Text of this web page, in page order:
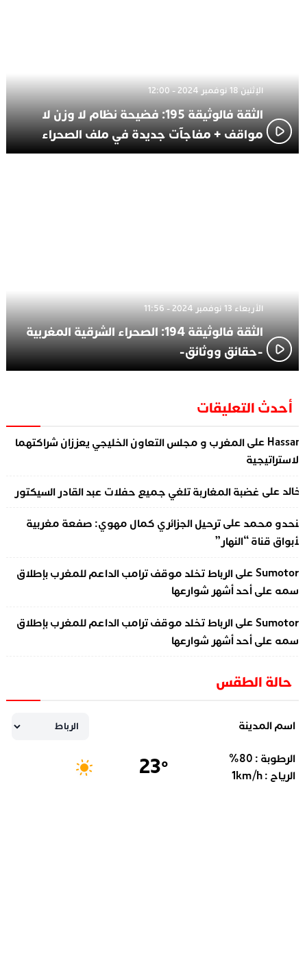
الإثنين 18 نوفمبر 2024 - 12:00
الثقة فالوثيقة 195: فضيحة نظام لا وزن لا
مواقف + مفاجآت جديدة في ملف الصحراء
الأربعاء 13 نوفمبر 2024 - 11:56
الثقة فالوثيقة 194: الصحراء الشرقية المغربية
-حقائق ووثائق-
أحدث التعليقات
علىالمغرب و مجلس التعاون الخليجي يعززان شراكتهما
علىغضبة المغاربة تلغي جميع حفلات عبد القادر السيكتور
محمدعلىترحيل الجزائري كمال مهوي: صفعة مغربية
قناة “النهار”
علىالرباط تخلد موقف ترامب الداعم للمغرب بإطلاق
على أحد أشهر شوارعها
علىالرباط تخلد موقف ترامب الداعم للمغرب بإطلاق
على أحد أشهر شوارعها
حالة الطقس
اسم المدينة
الرطوبة : 80
%
الرياح :
1km/h
23